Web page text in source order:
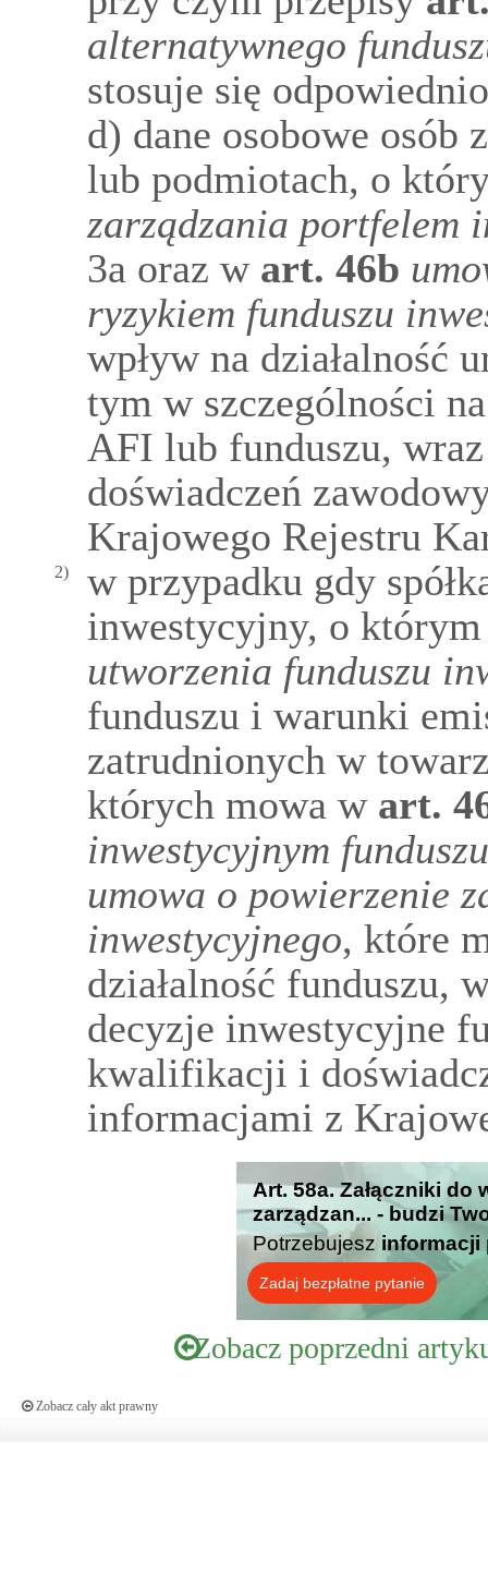
alternatywnego
stosuje się
d) dane osobowe
lub podmiotach, o
zarządzania portfelem
3a oraz wart. 46b
ryzykiem funduszu
wpływ na działalność
tym w szczególności
AFI lub funduszu,
doświadczeń
Krajowego Rejestru
2)
w przypadku gdy
inwestycyjny, o
utworzenia funduszu
funduszu i warunki
zatrudnionych w
których mowa wart.
inwestycyjnym funduszu
umowa o powierzenie
inwestycyjnego, które
działalność funduszu,
decyzje inwestycyjne
kwalifikacji i
informacjami z
Art. 58a. Załączniki do
zarządzan... - budzi
Potrzebujesz informacji
Zadaj bezpłatne pytanie
Zobacz poprzedni
Zobacz cały akt prawny